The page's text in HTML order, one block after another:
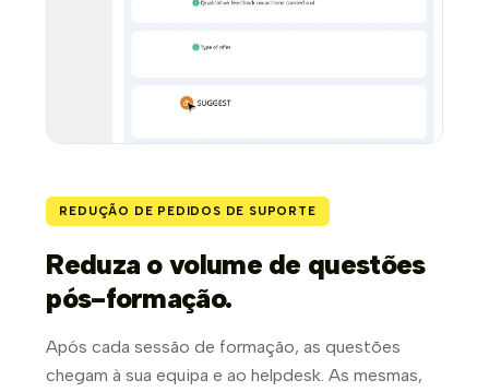
REDUÇÃO DE PEDIDOS DE SUPORTE
Reduza o volume de questões
pós-formação.
Após cada sessão de formação, as questões
chegam à sua equipa e ao helpdesk. As mesmas,